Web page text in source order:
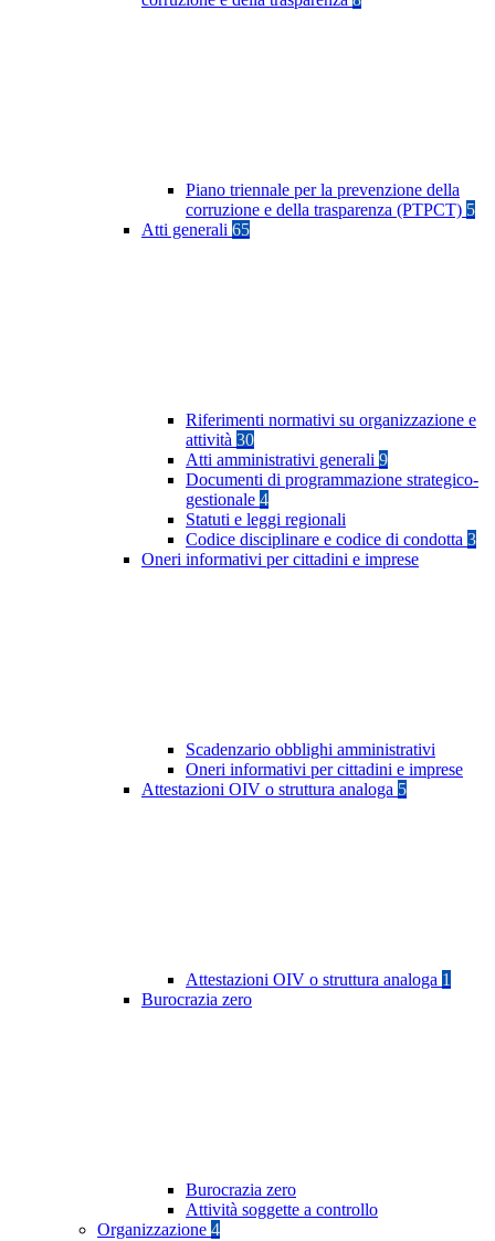
Piano triennale per la prevenzione della
corruzione e della trasparenza (PTPCT) 5
Atti generali 65
Riferimenti normativi su organizzazione e
attività 30
Atti amministrativi generali 9
Documenti di programmazione strategico-
gestionale 4
Statuti e leggi regionali
Codice disciplinare e codice di condotta 3
Oneri informativi per cittadini e imprese
Scadenzario obblighi amministrativi
Oneri informativi per cittadini e imprese
Attestazioni OIV o struttura analoga 5
Attestazioni OIV o struttura analoga 1
Burocrazia zero
Burocrazia zero
Attività soggette a controllo
Organizzazione 4